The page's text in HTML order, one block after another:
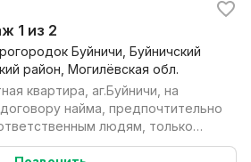
1 из 2
Буйничи, Буйничский
район, Могилёвская обл.
квартира, аг.Буйничи, на
найма, предпочтительно
людям, только